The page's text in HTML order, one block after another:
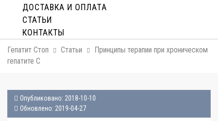
ДОСТАВКА И ОПЛАТA
СТАТЬИ
КОНТАКТЫ
Гепатит Стоп Статьи
Принципы терапии при хроническом
гепатите С
Опубликовано: 2018-10-10
Обновлено: 2019-04-27